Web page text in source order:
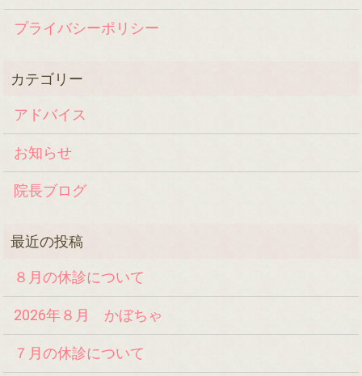
プライバシーポリシー
アドバイス
お知らせ
院長ブログ
８月の休診について
2026年８月 かぼちゃ
７月の休診について